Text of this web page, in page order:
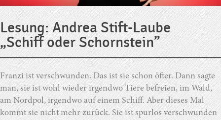
Lesung: Andrea Stift-Laube
„Schiff oder Schornstein”
Franzi ist verschwunden. Das ist sie schon öfter. Dann sagte
man, sie ist wohl wieder irgendwo Tiere befreien, im Wald,
am Nordpol, irgendwo auf einem Schiff. Aber dieses Mal
kommt sie nicht mehr zurück. Sie ist spurlos verschwunden